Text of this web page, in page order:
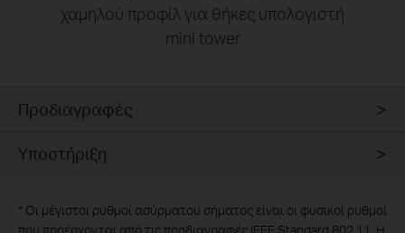
χαμηλού προφίλ για θήκες υπολογιστή
mini tower
Προδιαγραφές
Υποστήριξη
* Οι μέγιστοι ρυθμοί ασύρματου σήματος είναι οι φυσικοί ρυθμοί